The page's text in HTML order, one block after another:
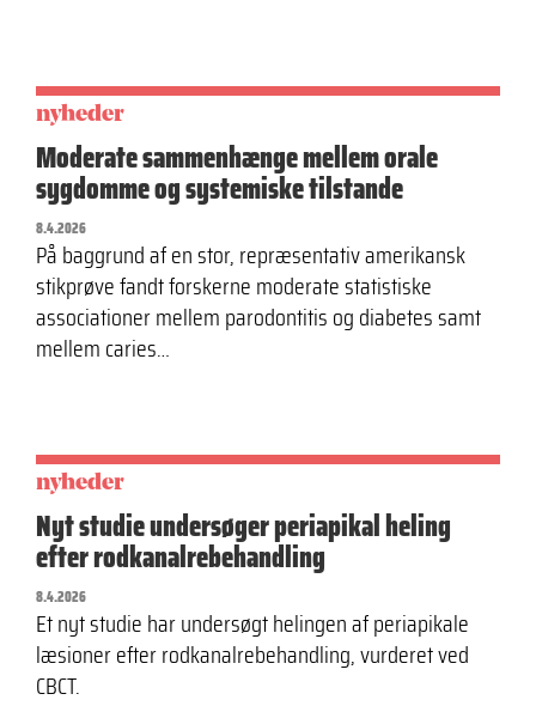
nyheder
Moderate sammenhænge mellem orale
sygdomme og systemiske tilstande
8.4.2026
På baggrund af en stor, repræsentativ amerikansk
stikprøve fandt forskerne moderate statistiske
associationer mellem parodontitis og diabetes samt
mellem caries…
nyheder
Nyt studie undersøger periapikal heling
efter rodkanalrebehandling
8.4.2026
Et nyt studie har undersøgt helingen af periapikale
læsioner efter rodkanalrebehandling, vurderet ved
CBCT.